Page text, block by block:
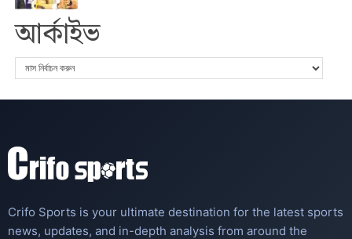
আর্কাইভ
Crifo Sports is your ultimate destination for the latest sports
news, updates, and in-depth analysis from around the